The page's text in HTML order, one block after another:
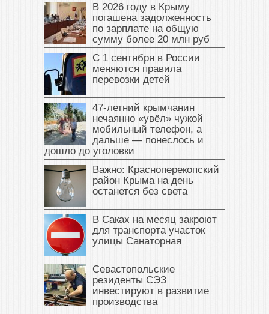
В 2026 году в Крыму
погашена задолженность
по зарплате на общую
сумму более 20 млн руб
С 1 сентября в России
меняются правила
перевозки детей
47‑летний крымчанин
нечаянно «увёл» чужой
мобильный телефон, а
дальше — понеслось и
дошло до уголовки
Важно: Красноперекопский
район Крыма на день
останется без света
В Саках на месяц закроют
для транспорта участок
улицы Санаторная
Севастопольские
резиденты СЭЗ
инвестируют в развитие
производства